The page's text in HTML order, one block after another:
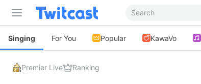
Singing For You Popular KawaVo
Premier Live Ranking